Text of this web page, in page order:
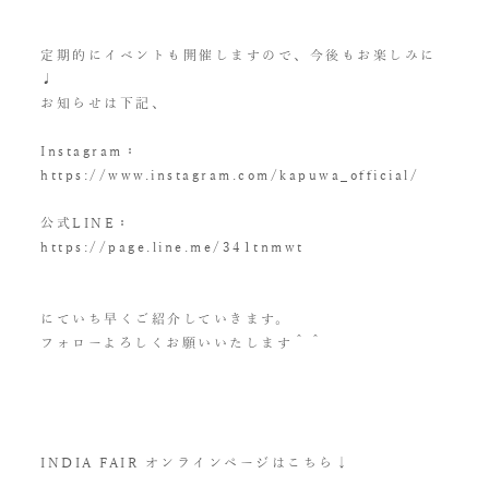
定期的にイベントも開催しますので、今後もお楽しみに
♩
お知らせは下記、
Instagram：
https://www.instagram.com/kapuwa_official/
公式LINE：
https://page.line.me/341tnmwt
にていち早くご紹介していきます。
フォローよろしくお願いいたします＾＾
INDIA FAIR オンラインページはこちら↓